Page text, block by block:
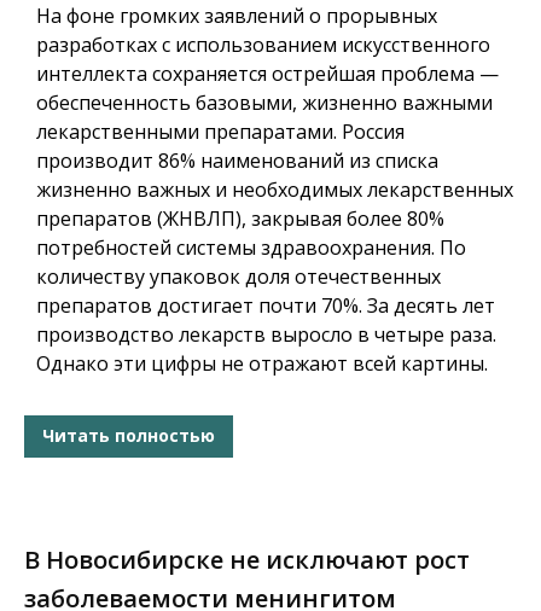
На фоне громких заявлений о прорывных
разработках с использованием искусственного
интеллекта сохраняется острейшая проблема —
обеспеченность базовыми, жизненно важными
лекарственными препаратами. Россия
производит 86% наименований из списка
жизненно важных и необходимых лекарственных
препаратов (ЖНВЛП), закрывая более 80%
потребностей системы здравоохранения. По
количеству упаковок доля отечественных
препаратов достигает почти 70%. За десять лет
производство лекарств выросло в четыре раза.
Однако эти цифры не отражают всей картины.
Читать полностью
В Новосибирске не исключают рост
заболеваемости менингитом